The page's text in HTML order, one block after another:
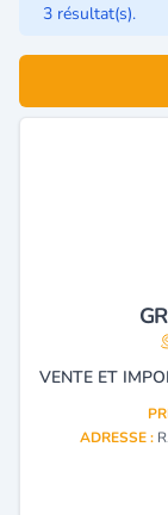
3 résultat(s).
ADRESSE :